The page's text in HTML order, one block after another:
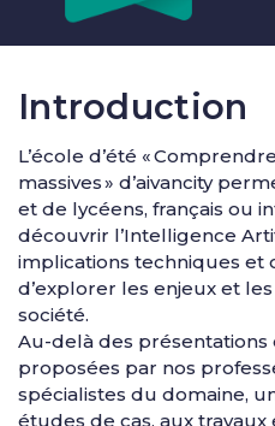
Introduction
L’école d’été «
massives » d’aivancity
et de lycéens, français ou
découvrir l’Intelligence
implications techniques et
d’explorer les enjeux et
société.
Au-delà des présentations
proposées par nos
spécialistes du domaine,
études de cas, aux